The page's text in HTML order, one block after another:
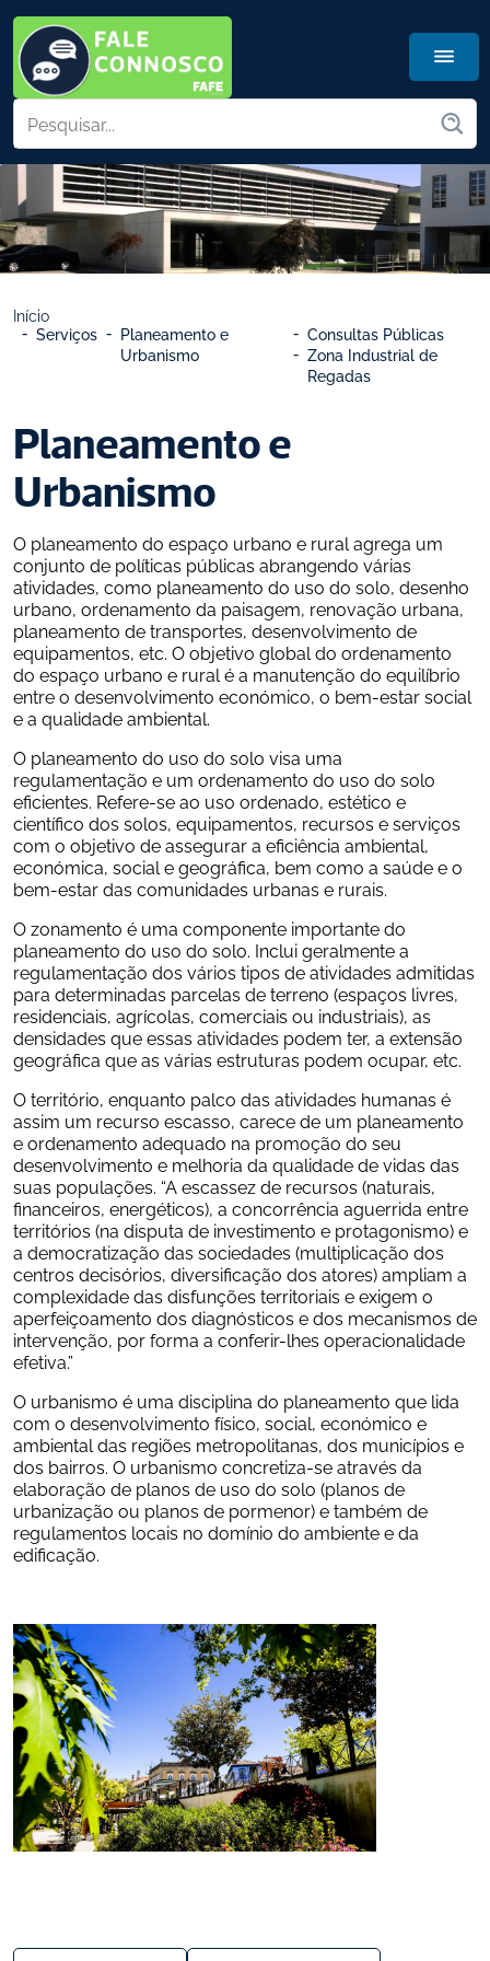
Início
Serviços
Planeamento e
Urbanismo
Consultas Públicas
Zona Industrial de
Regadas
Planeamento e
Urbanismo
O planeamento do espaço urbano e rural agrega um
conjunto de políticas públicas abrangendo várias
atividades, como planeamento do uso do solo, desenho
urbano, ordenamento da paisagem, renovação urbana,
planeamento de transportes, desenvolvimento de
equipamentos, etc. O objetivo global do ordenamento
do espaço urbano e rural é a manutenção do equilíbrio
entre o desenvolvimento económico, o bem-estar social
e a qualidade ambiental.
O planeamento do uso do solo visa uma
regulamentação e um ordenamento do uso do solo
eficientes. Refere-se ao uso ordenado, estético e
científico dos solos, equipamentos, recursos e serviços
com o objetivo de assegurar a eficiência ambiental,
económica, social e geográfica, bem como a saúde e o
bem-estar das comunidades urbanas e rurais.
O zonamento é uma componente importante do
planeamento do uso do solo. Inclui geralmente a
regulamentação dos vários tipos de atividades admitidas
para determinadas parcelas de terreno (espaços livres,
residenciais, agrícolas, comerciais ou industriais), as
densidades que essas atividades podem ter, a extensão
geográfica que as várias estruturas podem ocupar, etc.
O território, enquanto palco das atividades humanas é
assim um recurso escasso, carece de um planeamento
e ordenamento adequado na promoção do seu
desenvolvimento e melhoria da qualidade de vidas das
suas populações. “A escassez de recursos (naturais,
financeiros, energéticos), a concorrência aguerrida entre
territórios (na disputa de investimento e protagonismo) e
a democratização das sociedades (multiplicação dos
centros decisórios, diversificação dos atores) ampliam a
complexidade das disfunções territoriais e exigem o
aperfeiçoamento dos diagnósticos e dos mecanismos de
intervenção, por forma a conferir-lhes operacionalidade
efetiva.”
O urbanismo é uma disciplina do planeamento que lida
com o desenvolvimento físico, social, económico e
ambiental das regiões metropolitanas, dos municípios e
dos bairros. O urbanismo concretiza-se através da
elaboração de planos de uso do solo (planos de
urbanização ou planos de pormenor) e também de
regulamentos locais no domínio do ambiente e da
edificação.